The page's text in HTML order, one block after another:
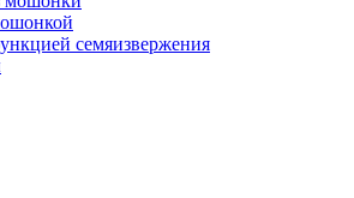
семяизвержения